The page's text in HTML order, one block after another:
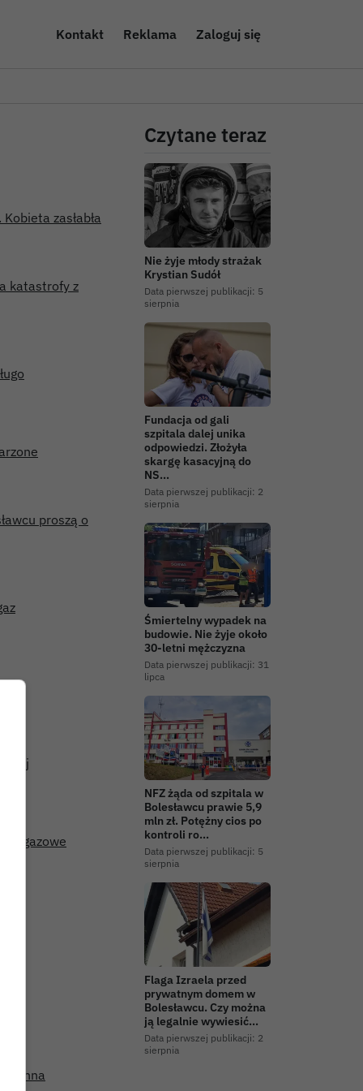
Kontakt Reklama Zaloguj się
zasłabła
katastrofy z
proszą o
gazowe
ranna
Czytane teraz
Nie żyje młody strażak
Krystian Sudół
Data pierwszej publikacji: 5
sierpnia
Fundacja od gali
szpitala dalej unika
odpowiedzi. Złożyła
skargę kasacyjną do
NS…
Data pierwszej publikacji: 2
sierpnia
Śmiertelny wypadek na
budowie. Nie żyje około
30-letni mężczyzna
Data pierwszej publikacji: 31
lipca
NFZ żąda od szpitala w
Bolesławcu prawie 5,9
mln zł. Potężny cios po
kontroli ro…
Data pierwszej publikacji: 5
sierpnia
Flaga Izraela przed
prywatnym domem w
Bolesławcu. Czy można
ją legalnie wywiesić…
Data pierwszej publikacji: 2
sierpnia